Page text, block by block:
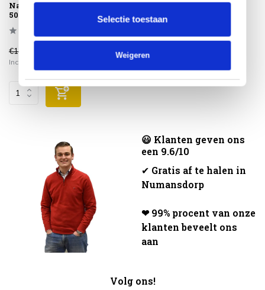
Selectie toestaan
Weigeren
Napoli lounge tuintafel
50xH45.5 cm licht bruin
€139,00
Incl. btw
😃 Klanten geven ons
een 9.6/10
✔ Gratis af te halen in
Numansdorp
❤ 99% procent van onze
klanten beveelt ons
aan
Volg ons!